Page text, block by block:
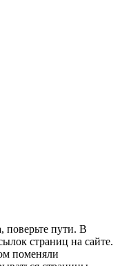
поверьте пути. В
страниц на сайте.
поменяли